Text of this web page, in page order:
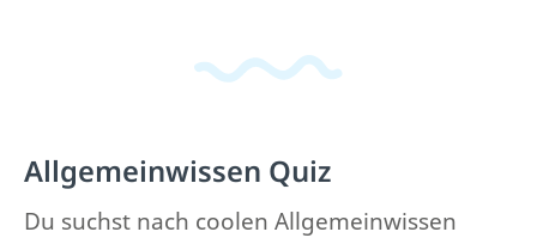
Allgemeinwissen Quiz
Du suchst nach coolen Allgemeinwissen